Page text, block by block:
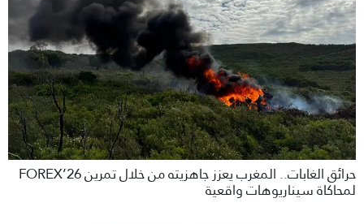
حرائق الغابات.. المغرب يعزز جاهزيته من خلال تمرين FOREX’26
لمحاكاة سيناريوهات واقعية